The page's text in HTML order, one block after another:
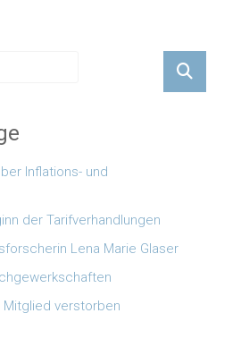
Inflations- und
der Tarifverhandlungen
Lena Marie Glaser
verstorben